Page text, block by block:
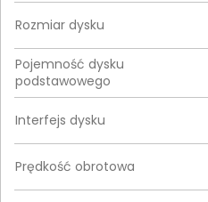
Rozmiar dysku
Pojemność dysku
podstawowego
Interfejs dysku
Prędkość obrotowa